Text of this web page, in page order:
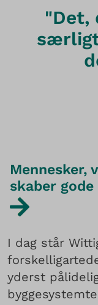
"Det,
Mennesker,
skaber
I dag står
yderst